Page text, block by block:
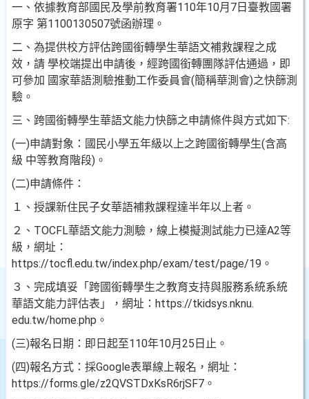
一、依據教育部國民及學前教育署110年10月7日臺教國署
原字 第1100130507號函辦理。
二、為提供校方評估跨國銜轉學生華語文補救課程之成
效，請 學校端提出申請後，經跨國銜轉團隊評估通過，即
可參加 國家華語測驗推動工作委員會(簡稱華測會)之快篩測
驗。
三、跨國銜轉學生華語文能力快篩之申請條件與方式如下:
(一)申請對象：國民小學五年級以上之跨國銜轉學生(含高
級 中等教育階段)。
(二)申請條件：
１、授課新住民子女華語補救課程達半年以上者。
２、TOCFL華語文能力測驗，線上模擬測試能力已達A2等
級，網址：
https://tocfl.edu.tw/index.php/exam/test/page/19。
３、完成填妥「跨國銜轉學生之教育支持與服務系統系統
華語文能力評估表」，網址：https://tkidsys.nknu.
edu.tw/home.php。
(三)報名日期：即日起至110年10月25日止。
(四)報名方式：採Google表單線上報名，網址：
https://forms.gle/z2QVSTDxKsR6rjSF7。